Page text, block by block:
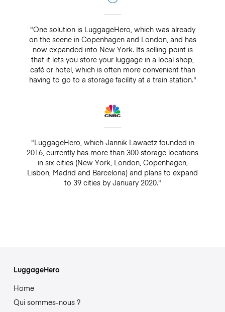
"One solution is LuggageHero, which was already
on the scene in Copenhagen and London, and has
now expanded into New York. Its selling point is
that it lets you store your luggage in a local shop,
café or hotel, which is often more convenient than
having to go to a storage facility at a train station."
"LuggageHero, which Jannik Lawaetz founded in
2016, currently has more than 300 storage locations
in six cities (New York, London, Copenhagen,
Lisbon, Madrid and Barcelona) and plans to expand
to 39 cities by January 2020."
LuggageHero
Home
Qui sommes-nous ?